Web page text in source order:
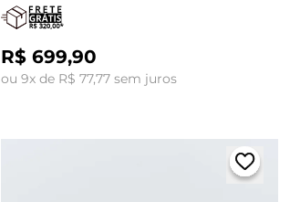
R$ 699,90
ou 9x de R$ 77,77 sem juros